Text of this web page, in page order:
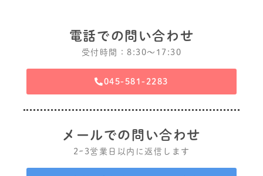
電話での問い合わせ
受付時間：8:30〜17:30
045-581-2283
メールでの問い合わせ
2~3営業日以内に返信します